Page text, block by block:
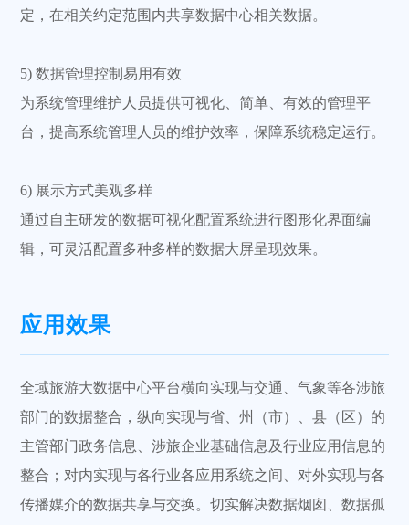
定，在相关约定范围内共享数据中心相关数据。
5) 数据管理控制易用有效
为系统管理维护人员提供可视化、简单、有效的管理平
台，提高系统管理人员的维护效率，保障系统稳定运行。
6) 展示方式美观多样
通过自主研发的数据可视化配置系统进行图形化界面编
辑，可灵活配置多种多样的数据大屏呈现效果。
应用效果
全域旅游大数据中心平台横向实现与交通、气象等各涉旅
部门的数据整合，纵向实现与省、州（市）、县（区）的
主管部门政务信息、涉旅企业基础信息及行业应用信息的
整合；对内实现与各行业各应用系统之间、对外实现与各
传播媒介的数据共享与交换。切实解决数据烟囱、数据孤